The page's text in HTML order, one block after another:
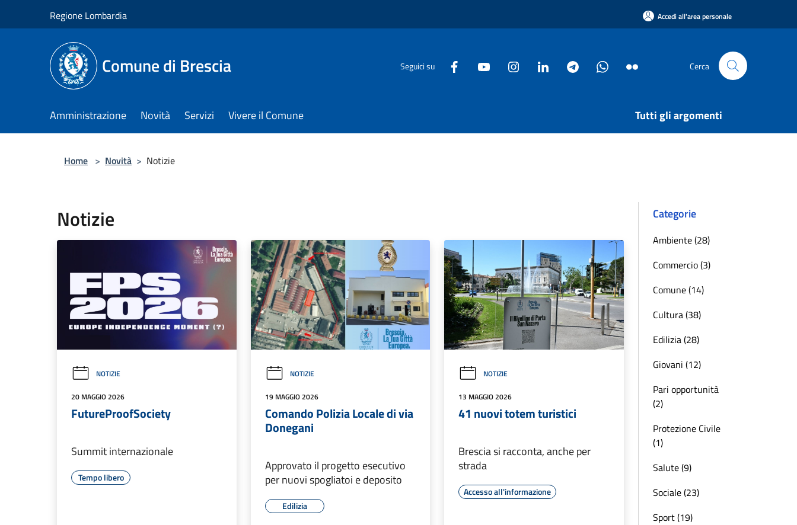
Regione Lombardia Accedi all'area personale
Comune di Brescia Seguici su Cerca
Amministrazione Novità Servizi Vivere il Comune Tutti gli argomenti
Home > Novità > Notizie
Notizie
NOTIZIE
20 MAGGIO 2026
FutureProofSociety
Summit internazionale
Tempo libero
NOTIZIE
19 MAGGIO 2026
Comando Polizia Locale di via
Donegani
Approvato il progetto esecutivo
per nuovi spogliatoi e deposito
Edilizia
NOTIZIE
13 MAGGIO 2026
41 nuovi totem turistici
Brescia si racconta, anche per
strada
Accesso all'informazione
Categorie
Ambiente (28)
Commercio (3)
Comune (14)
Cultura (38)
Edilizia (28)
Giovani (12)
Pari opportunità
(2)
Protezione Civile
(1)
Salute (9)
Sociale (23)
Sport (19)